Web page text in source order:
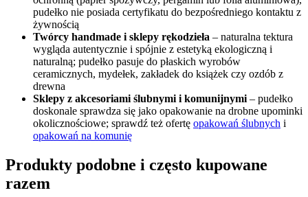
pudełko nie posiada certyfikatu do bezpośredniego kontaktu z
żywnością
Twórcy handmade i sklepy rękodzieła – naturalna tektura
wygląda autentycznie i spójnie z estetyką ekologiczną i
naturalną; pudełko pasuje do płaskich wyrobów
ceramicznych, mydełek, zakładek do książek czy ozdób z
drewna
Sklepy z akcesoriami ślubnymi i komunijnymi – pudełko
doskonale sprawdza się jako opakowanie na drobne upominki
okolicznościowe; sprawdź też ofertę opakowań ślubnych i
opakowań na komunię
Produkty podobne i często kupowane
razem